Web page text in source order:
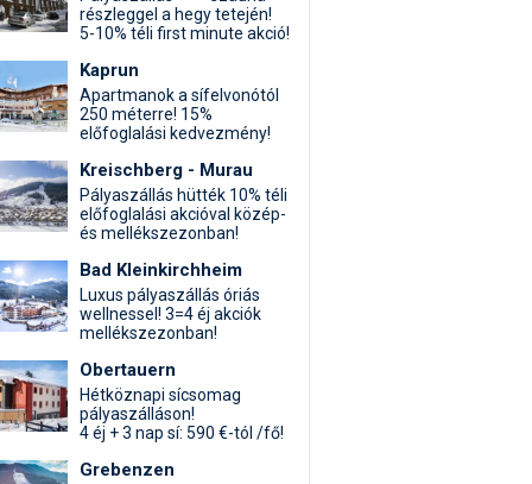
részleggel a hegy tetején!
5-10% téli first minute akció!
Kaprun
Apartmanok a sífelvonótól
250 méterre! 15%
előfoglalási kedvezmény!
Kreischberg - Murau
Pályaszállás hütték 10% téli
előfoglalási akcióval közép-
és mellékszezonban!
Bad Kleinkirchheim
Luxus pályaszállás óriás
wellnessel! 3=4 éj akciók
mellékszezonban!
Obertauern
Hétköznapi sícsomag
pályaszálláson!
4 éj + 3 nap sí: 590 €-tól /fő!
Grebenzen